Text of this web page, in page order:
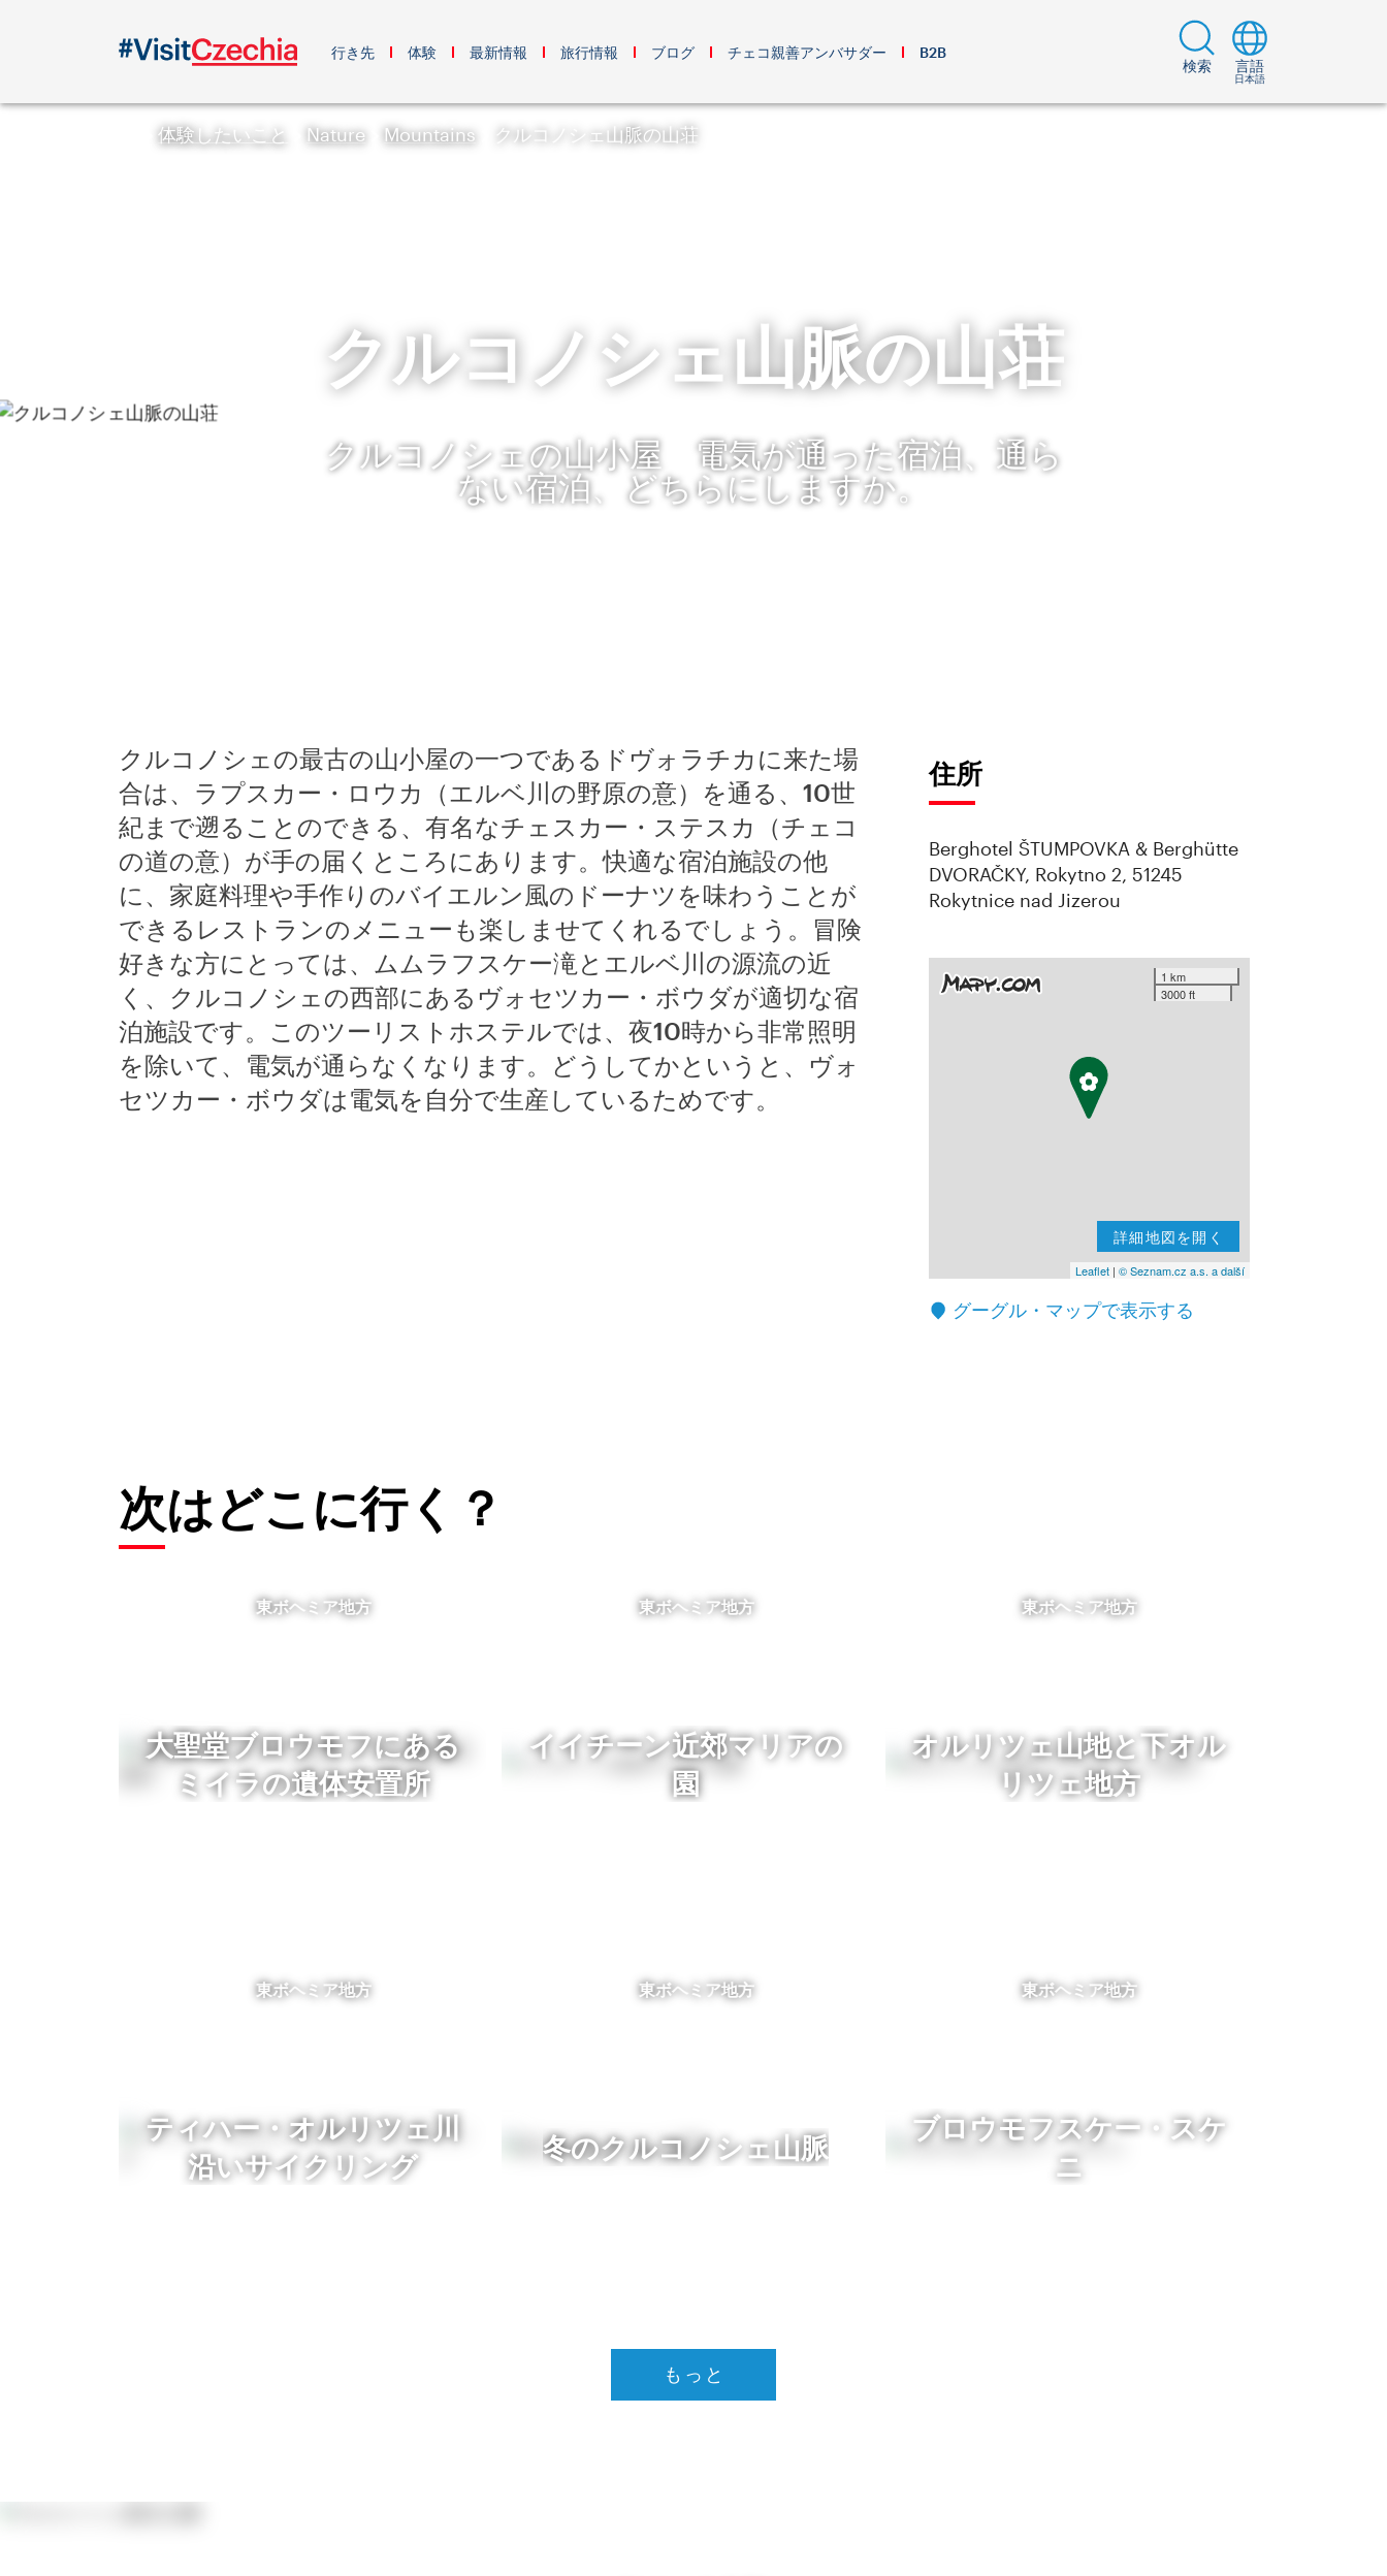
行き先 体験 最新情報 旅行情報 ブログ チェコ親善アンバサダー B2B
検索 言語
日本語
体験したいこと Nature Mountains クルコノシェ山脈の山荘
クルコノシェ山脈の山荘
クルコノシェの山小屋 電気が通った宿泊、通ら
ない宿泊、どちらにしますか。
クルコノシェの最古の山小屋の一つであるドヴォラチカに来た場
合は、ラプスカー・ロウカ（エルベ川の野原の意）を通る、10世
紀まで遡ることのできる、有名なチェスカー・ステスカ（チェコ
の道の意）が手の届くところにあります。快適な宿泊施設の他
に、家庭料理や手作りのバイエルン風のドーナツを味わうことが
できるレストランのメニューも楽しませてくれるでしょう。冒険
好きな方にとっては、ムムラフスケー滝とエルベ川の源流の近
く、クルコノシェの西部にあるヴォセツカー・ボウダが適切な宿
泊施設です。このツーリストホステルでは、夜10時から非常照明
を除いて、電気が通らなくなります。どうしてかというと、ヴォ
セツカー・ボウダは電気を自分で生産しているためです。
住所
Berghotel ŠTUMPOVKA & Berghütte
DVORAČKY, Rokytno 2, 51245
Rokytnice nad Jizerou
1 km
3000 ft
詳細地図を開く
Leaflet| © Seznam.cz a.s. a další
グーグル・マップで表示する
次はどこに行く？
東ボヘミア地方
大聖堂ブロウモフにある
ミイラの遺体安置所
東ボヘミア地方
イイチーン近郊マリアの
園
東ボヘミア地方
オルリツェ山地と下オル
リツェ地方
東ボヘミア地方
ティハー・オルリツェ川
沿いサイクリング
東ボヘミア地方
冬のクルコノシェ山脈
東ボヘミア地方
ブロウモフスケー・スケ
ニ
もっと